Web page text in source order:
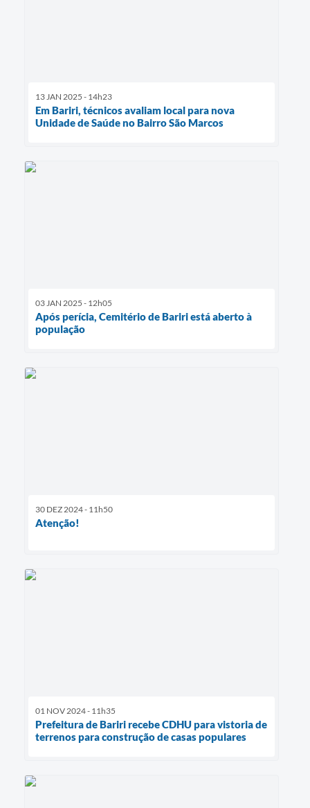
13 JAN 2025 - 14h23
Em Bariri, técnicos avaliam local para nova
Unidade de Saúde no Bairro São Marcos
03 JAN 2025 - 12h05
Após perícia, Cemitério de Bariri está aberto à
população
30 DEZ 2024 - 11h50
Atenção!
01 NOV 2024 - 11h35
Prefeitura de Bariri recebe CDHU para vistoria de
terrenos para construção de casas populares